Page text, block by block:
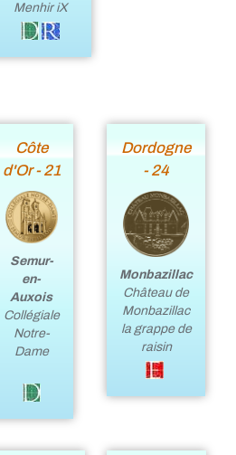
Menhir iX
Côte
d'Or - 21
Semur-
en-
Auxois
Collégiale
Notre-
Dame
Dordogne
- 24
Monbazillac
Château de
Monbazillac
la grappe de
raisin